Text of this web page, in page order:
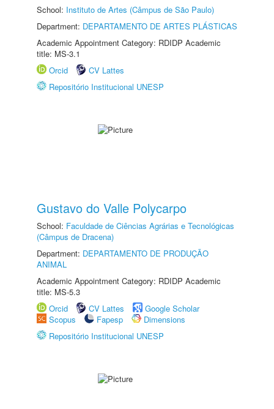
School: Instituto de Artes (Câmpus de São Paulo)
Department: DEPARTAMENTO DE ARTES PLÁSTICAS
Academic Appointment Category: RDIDP Academic
title: MS-3.1
Orcid
CV Lattes
Repositório Institucional UNESP
Gustavo do Valle Polycarpo
School: Faculdade de Ciências Agrárias e Tecnológicas
(Câmpus de Dracena)
Department: DEPARTAMENTO DE PRODUÇÃO
ANIMAL
Academic Appointment Category: RDIDP Academic
title: MS-5.3
Orcid
CV Lattes
Google Scholar
Scopus
Fapesp
Dimensions
Repositório Institucional UNESP